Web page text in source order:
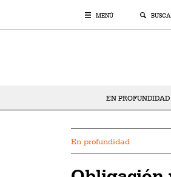
MENÚ
EN PROFUNDIDAD
En profundidad